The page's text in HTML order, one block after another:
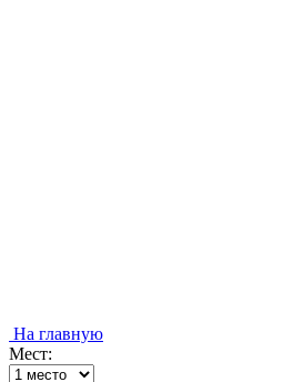
На главную
Мест: